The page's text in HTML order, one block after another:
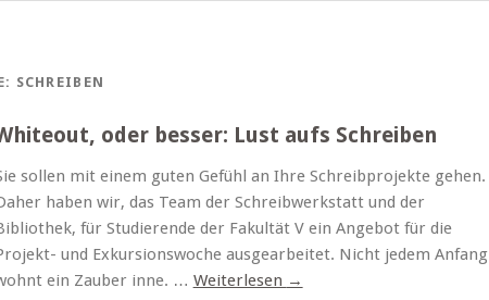
SCHREIBEN
oder besser: Lust aufs Schreiben
sollen mit einem guten Gefühl an Ihre Schreibprojekte gehen.
haben wir, das Team der Schreibwerkstatt und der
für Studierende der Fakultät V ein Angebot für die
und Exkursionswoche ausgearbeitet. Nicht jedem Anfang
ein Zauber inne. … Weiterlesen →